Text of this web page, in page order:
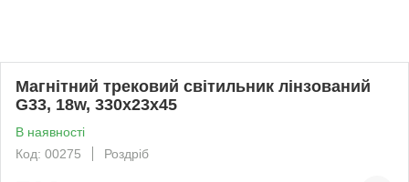
Магнітний трековий світильник лінзований
G33, 18w, 330х23х45
В наявності
Код: 00275
Роздріб